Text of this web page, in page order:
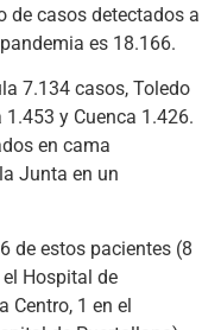
de casos detectados a
es 18.166.
7.134 casos, Toledo
y Cuenca 1.426.
en cama
Junta en un
de estos pacientes (8
Hospital de
Centro, 1 en el